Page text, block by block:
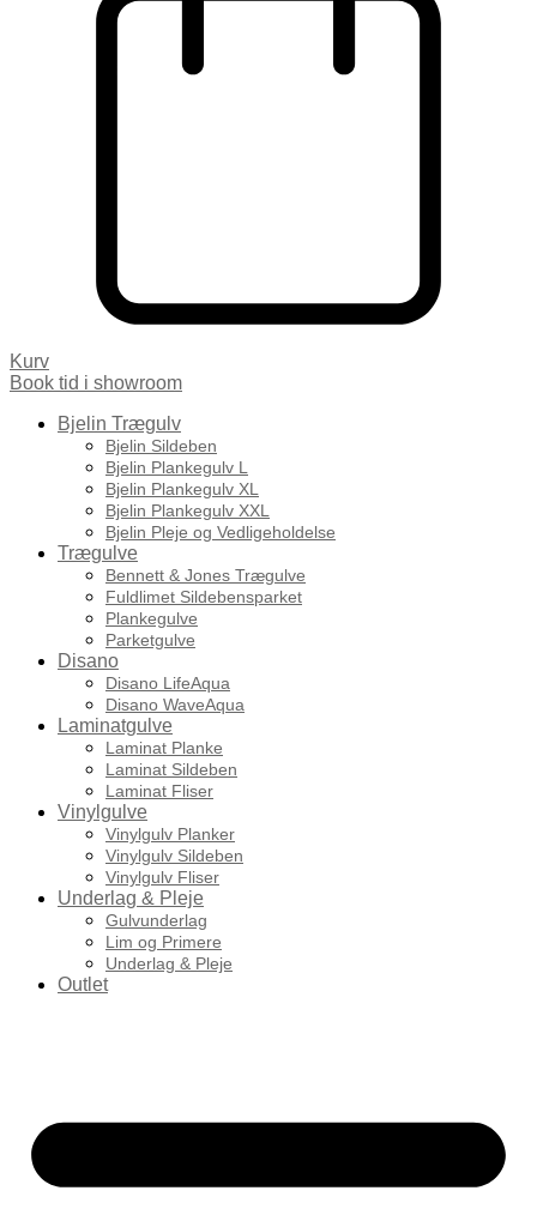
Kurv
Book tid i showroom
Bjelin Trægulv
Bjelin Sildeben
Bjelin Plankegulv L
Bjelin Plankegulv XL
Bjelin Plankegulv XXL
Bjelin Pleje og Vedligeholdelse
Trægulve
Bennett & Jones Trægulve
Fuldlimet Sildebensparket
Plankegulve
Parketgulve
Disano
Disano LifeAqua
Disano WaveAqua
Laminatgulve
Laminat Planke
Laminat Sildeben
Laminat Fliser
Vinylgulve
Vinylgulv Planker
Vinylgulv Sildeben
Vinylgulv Fliser
Underlag & Pleje
Gulvunderlag
Lim og Primere
Underlag & Pleje
Outlet